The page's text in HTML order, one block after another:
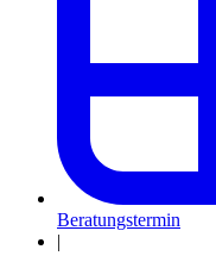
Beratungstermin
|